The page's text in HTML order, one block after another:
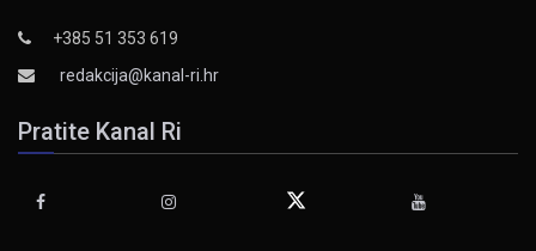
+385 51 353 619
redakcija@kanal-ri.hr
Pratite Kanal Ri